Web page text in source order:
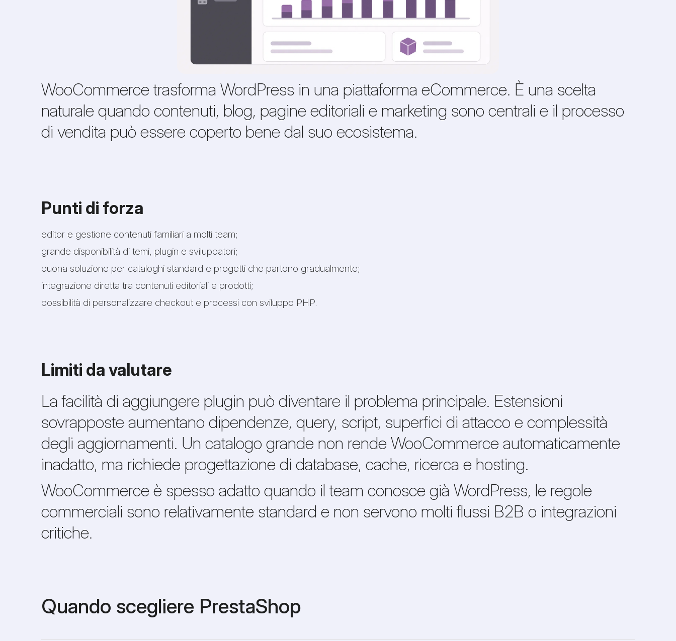
WooCommerce trasforma WordPress in una piattaforma eCommerce. È una scelta
naturale quando contenuti, blog, pagine editoriali e marketing sono centrali e il processo
di vendita può essere coperto bene dal suo ecosistema.
Punti di forza
editor e gestione contenuti familiari a molti team;
grande disponibilità di temi, plugin e sviluppatori;
buona soluzione per cataloghi standard e progetti che partono gradualmente;
integrazione diretta tra contenuti editoriali e prodotti;
possibilità di personalizzare checkout e processi con sviluppo PHP.
Limiti da valutare
La facilità di aggiungere plugin può diventare il problema principale. Estensioni
sovrapposte aumentano dipendenze, query, script, superfici di attacco e complessità
degli aggiornamenti. Un catalogo grande non rende WooCommerce automaticamente
inadatto, ma richiede progettazione di database, cache, ricerca e hosting.
WooCommerce è spesso adatto quando il team conosce già WordPress, le regole
commerciali sono relativamente standard e non servono molti flussi B2B o integrazioni
critiche.
Quando scegliere PrestaShop